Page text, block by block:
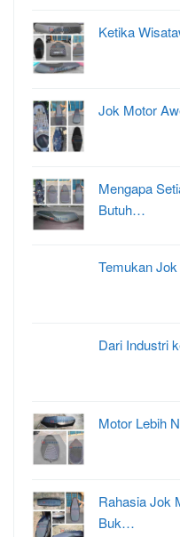
Ketika
Jok Motor
Mengapa
Butuh…
Temukan
Dari Industri
Motor Lebih
Rahasia Jok
Buk…